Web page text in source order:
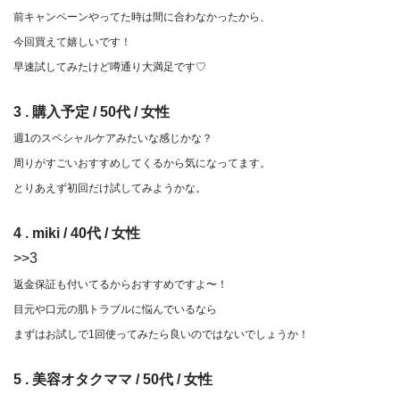
前キャンペーンやってた時は間に合わなかったから、
今回買えて嬉しいです！
早速試してみたけど噂通り大満足です♡
3 . 購入予定 / 50代 / 女性
週1のスペシャルケアみたいな感じかな？
周りがすごいおすすめしてくるから気になってます。
とりあえず初回だけ試してみようかな。
4 . miki / 40代 / 女性
>>3
返金保証も付いてるからおすすめですよ〜！
目元や口元の肌トラブルに悩んでいるなら
まずはお試しで1回使ってみたら良いのではないでしょうか！
5 . 美容オタクママ / 50代 / 女性